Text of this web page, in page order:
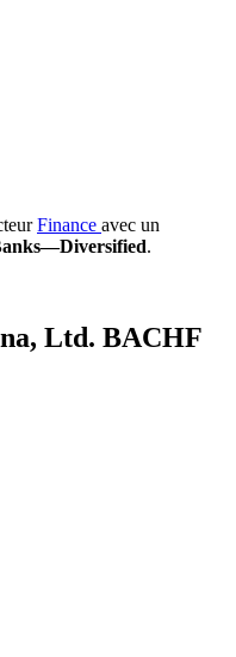
Finance avec un
.
Ltd. BACHF